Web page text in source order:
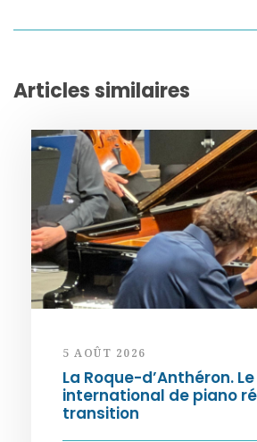
Articles similaires
5 AOÛT 2026
La Roque-d’Anthéron.
international de piano
transition